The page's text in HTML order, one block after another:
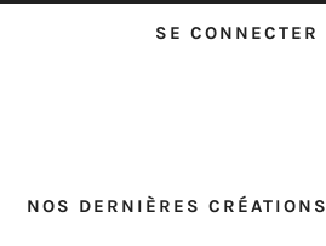
NOS DERNIÈRES CRÉATIONS
SE CONNECTER